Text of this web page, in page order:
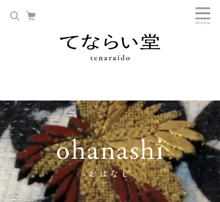
ohanashi
-おはなし-